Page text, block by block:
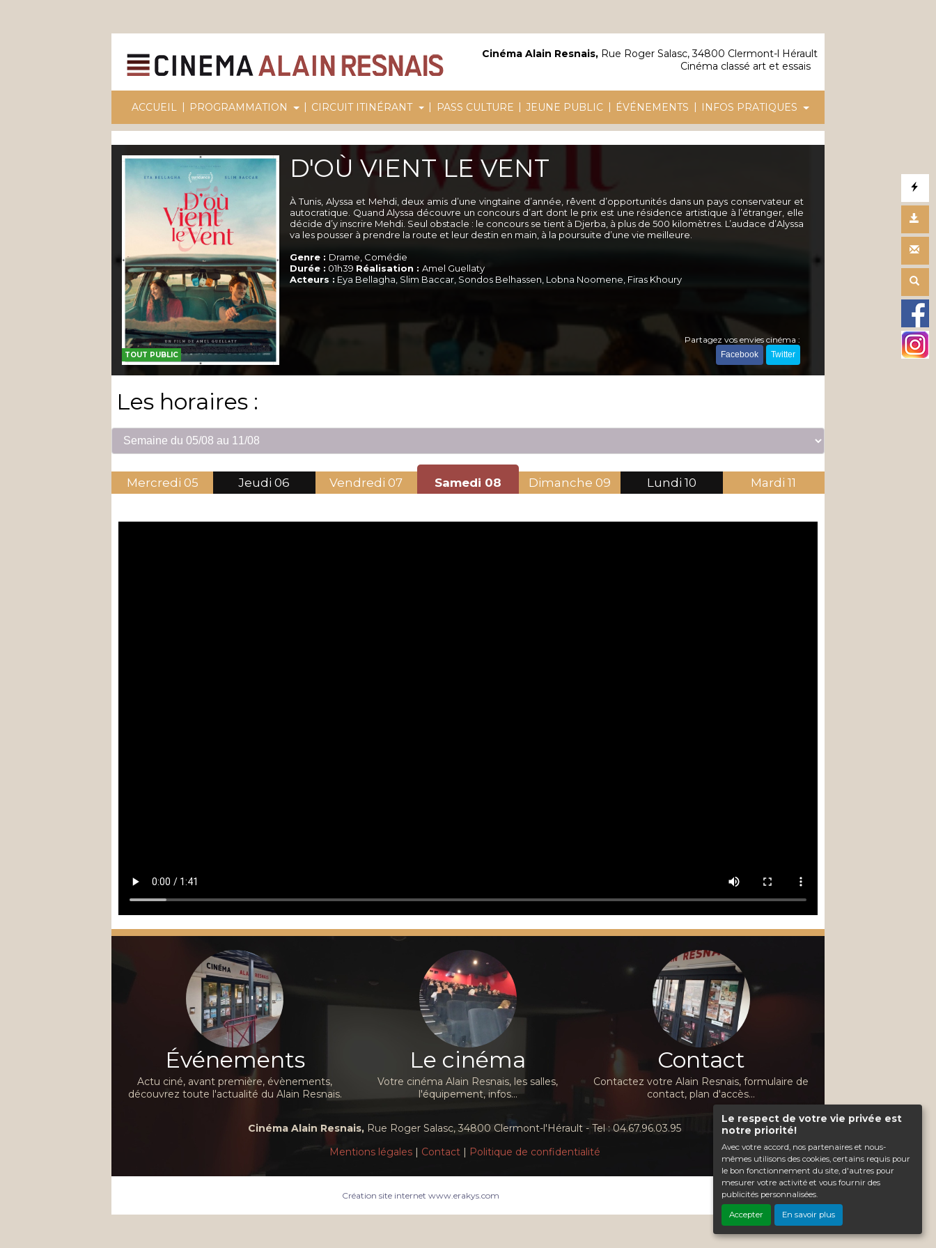
Le respect de votre vie privée est
notre priorité!
Avec votre accord, nos partenaires et nous-
mêmes utilisons des cookies, certains requis pour
le bon fonctionnement du site, d'autres pour
mesurer votre activité et vous fournir des
publicités personnalisées.
Accepter En savoir plus
ACCUEIL | PROGRAMMATION | CIRCUIT ITINÉRANT | PASS CULTURE | JEUNE PUBLIC | ÉVÉNEMENTS | INFOS PRATIQUES
Cinéma Alain Resnais, Rue Roger Salasc, 34800 Clermont-l Hérault
Cinéma classé art et essais
TOUT PUBLIC
D'OÙ VIENT LE VENT
À Tunis, Alyssa et Mehdi, deux amis d’une vingtaine d’année, rêvent d’opportunités dans un pays conservateur et
autocratique. Quand Alyssa découvre un concours d’art dont le prix est une résidence artistique à l’étranger, elle
décide d’y inscrire Mehdi. Seul obstacle : le concours se tient à Djerba, à plus de 500 kilomètres. L’audace d’Alyssa
va les pousser à prendre la route et leur destin en main, à la poursuite d’une vie meilleure.
Genre : Drame, Comédie
Durée : 01h39 Réalisation : Amel Guellaty
Acteurs : Eya Bellagha, Slim Baccar, Sondos Belhassen, Lobna Noomene, Firas Khoury
Partagez vos envies cinéma :
Facebook Twitter
Les horaires :
Mercredi 05 Jeudi 06 Vendredi 07 Samedi 08 Dimanche 09 Lundi 10 Mardi 11
Événements
Actu ciné, avant première, évènements,
découvrez toute l'actualité du Alain Resnais.
Le cinéma
Votre cinéma Alain Resnais, les salles,
l'équipement, infos...
Contact
Contactez votre Alain Resnais, formulaire de
contact, plan d'accès...
Cinéma Alain Resnais, Rue Roger Salasc, 34800 Clermont-l'Hérault - Tel : 04.67.96.03.95
Mentions légales| Contact| Politique de confidentialité
Haut de page
Création site internet www.erakys.com